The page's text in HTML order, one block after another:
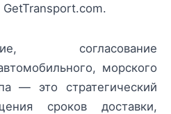
согласование
морского
— это стратегический
сроков доставки,